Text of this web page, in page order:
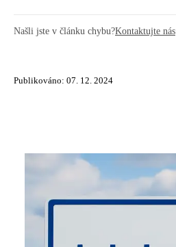
Našli jste v článku chybu?Kontaktujte nás
Publikováno: 07. 12. 2024